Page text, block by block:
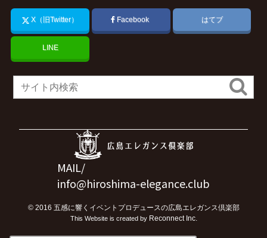
X（旧Twitter） Facebook はてブ
LINE
MAIL/
info@hiroshima-elegance.club
© 2016 五感に響くイベントプロデュースの広島エレガンス倶楽部
This Website is created by Reconnect Inc.